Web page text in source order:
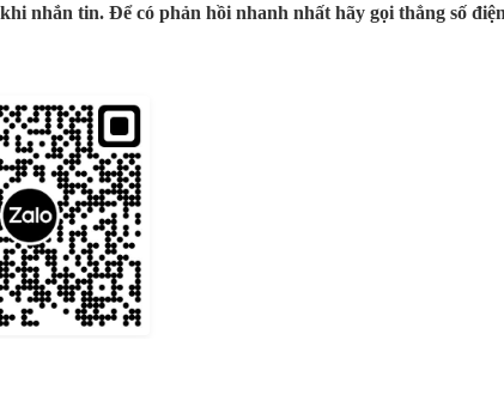
nhắn tin. Để có phản hồi nhanh nhất hãy gọi thẳng số